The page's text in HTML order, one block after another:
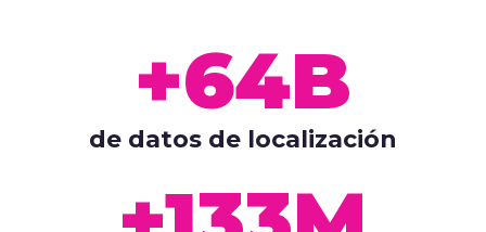
+64B
de datos de localización